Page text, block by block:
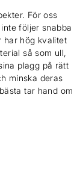
För oss
följer snabba
har hög kvalitet
så som ull,
plagg på rätt
minska deras
tar hand om